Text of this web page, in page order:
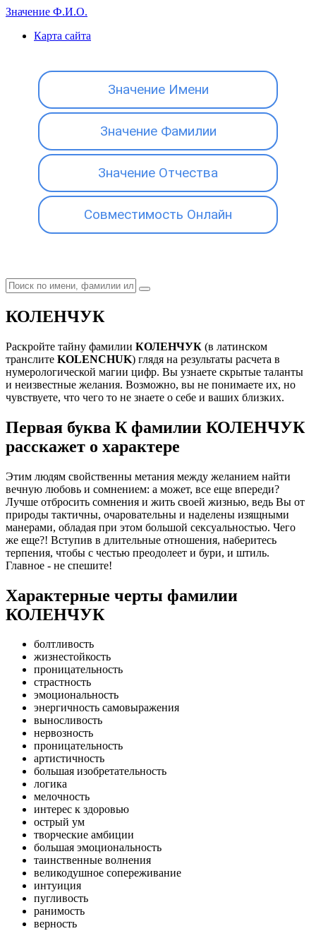
Значение Ф.И.О.
Карта сайта
Значение Имени
Значение Фамилии
Значение Отчества
Совместимость Онлайн
КОЛЕНЧУК
Раскройте тайну фамилии КОЛЕНЧУК (в латинском
транслите KOLENCHUK) глядя на результаты расчета в
нумерологической магии цифр. Вы узнаете скрытые таланты
и неизвестные желания. Возможно, вы не понимаете их, но
чувствуете, что чего то не знаете о себе и ваших близких.
Первая буква К фамилии КОЛЕНЧУК
расскажет о характере
Этим людям свойственны метания между желанием найти
вечную любовь и сомнением: а может, все еще впереди?
Лучше отбросить сомнения и жить своей жизнью, ведь Вы от
природы тактичны, очаровательны и наделены изящными
манерами, обладая при этом большой сексуальностью. Чего
же еще?! Вступив в длительные отношения, наберитесь
терпения, чтобы с честью преодолеет и бури, и штиль.
Главное - не спешите!
Характерные черты фамилии
КОЛЕНЧУК
болтливость
жизнестойкость
проницательность
страстность
эмоциональность
энергичность самовыражения
выносливость
нервозность
проницательность
артистичность
большая изобретательность
логика
мелочность
интерес к здоровью
острый ум
творческие амбиции
большая эмоциональность
таинственные волнения
великодушное сопереживание
интуиция
пугливость
ранимость
верность